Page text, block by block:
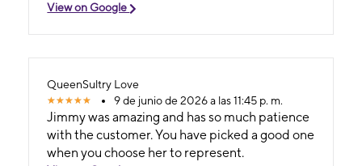
View on Google
QueenSultry Love
9 de junio de 2026 a las 11:45 p. m.
Jimmy was amazing and has so much patience
with the customer. You have picked a good one
when you choose her to represent.